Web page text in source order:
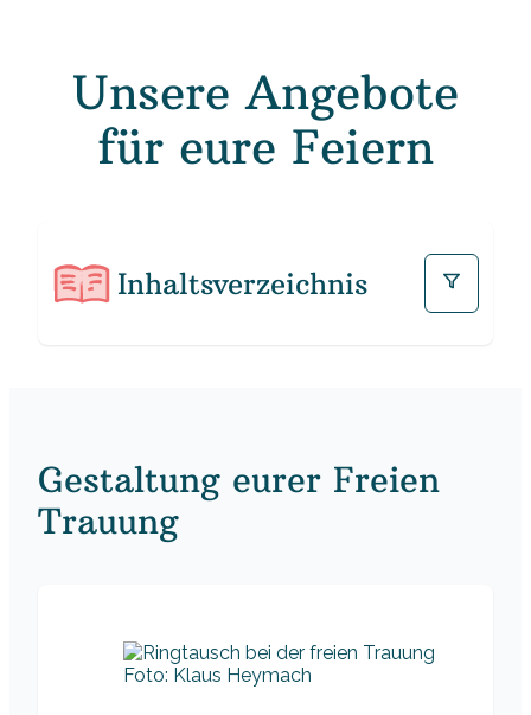
Unsere Angebote
für eure Feiern
Inhaltsverzeichnis
Gestaltung eurer Freien
Trauung
Foto: Klaus Heymach